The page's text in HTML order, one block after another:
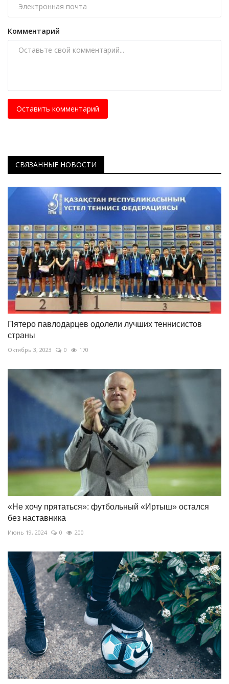
Комментарий
Оставить комментарий
СВЯЗАННЫЕ НОВОСТИ
Пятеро павлодарцев одолели лучших теннисистов
страны
Октябрь 3, 2023 0 170
«Не хочу прятаться»: футбольный «Иртыш» остался
без наставника
Июнь 19, 2024 0 200